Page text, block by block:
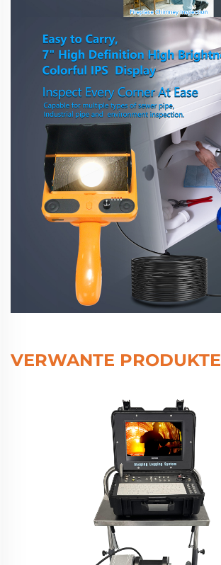
VERWANTE PRODUKTE